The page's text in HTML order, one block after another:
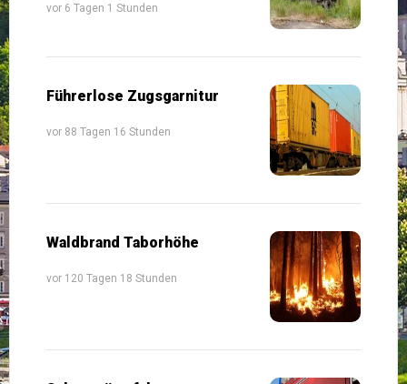
vor 6 Tagen 1 Stunden
Führerlose Zugsgarnitur
vor 88 Tagen 16 Stunden
Waldbrand Taborhöhe
vor 120 Tagen 18 Stunden